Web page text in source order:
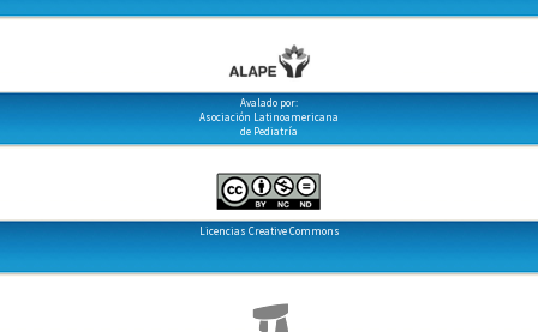
Avalado por:
Asociación Latinoamericana
de Pediatría
Licencias Creative Commons